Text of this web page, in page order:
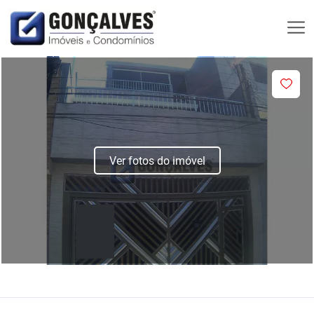
Ver fotos do imóvel